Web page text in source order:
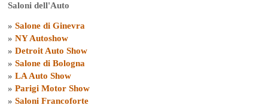
Saloni dell'Auto
» Salone di Ginevra
» NY Autoshow
» Detroit Auto Show
» Salone di Bologna
» LA Auto Show
» Parigi Motor Show
» Saloni Francoforte